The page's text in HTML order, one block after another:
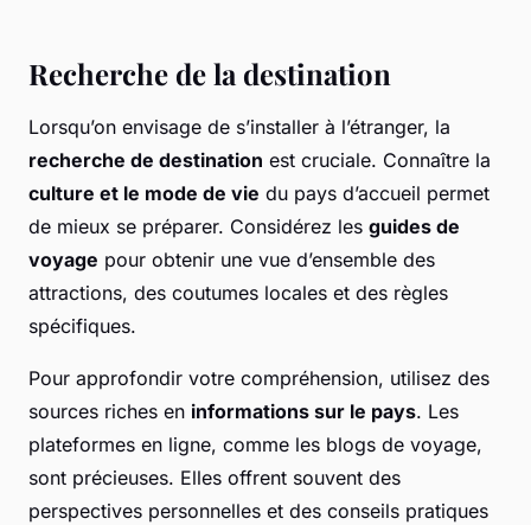
Recherche de la destination
Lorsqu’on envisage de s’installer à l’étranger, la
recherche de destination est cruciale. Connaître la
culture et le mode de vie du pays d’accueil permet
de mieux se préparer. Considérez les guides de
voyage pour obtenir une vue d’ensemble des
attractions, des coutumes locales et des règles
spécifiques.
Pour approfondir votre compréhension, utilisez des
sources riches en informations sur le pays. Les
plateformes en ligne, comme les blogs de voyage,
sont précieuses. Elles offrent souvent des
perspectives personnelles et des conseils pratiques